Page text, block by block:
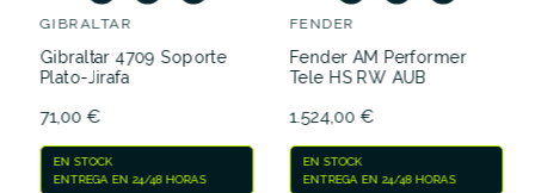
GIBRALTAR
Gibraltar 4709 Soporte
Plato-Jirafa
71,00 €
FENDER
Fender AM Performer
Tele HS RW AUB
1.524,00 €
EN STOCK
ENTREGA EN 24/48 HORAS